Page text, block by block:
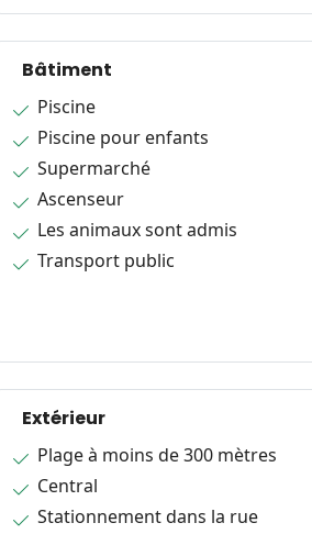
Bâtiment
Piscine
Piscine pour enfants
Supermarché
Ascenseur
Les animaux sont admis
Transport public
Extérieur
Plage à moins de 300 mètres
Central
Stationnement dans la rue